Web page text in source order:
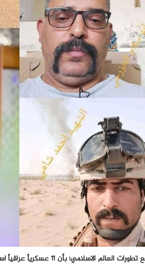
أفاد موقع تطورات